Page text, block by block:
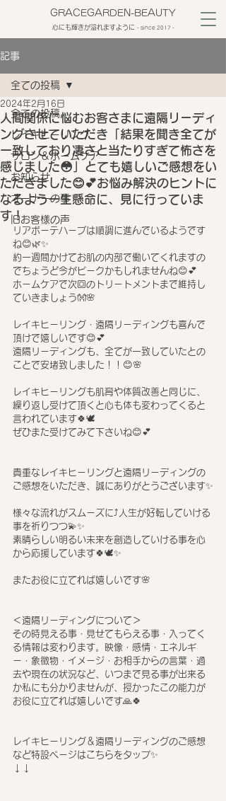
GRACEGARDEN-BEAUTY
心にも輝きが溢れますように ​- since 2017 -
記事
全ての投稿
レイキヒーリング
サロン＆ホームケア
お知らせ
オーナーの事
旧お客様の声
全ての投稿
人間関係に悩むお客さまに遠隔リーディ
ングさせていただき「結果を聞き全てが
一致しており凄さと当たりすぎて怖さを
感じました😳」とても嬉しいご感想をい
ただきました😊💕お悩み解決のヒントに
なるよう一生懸命に、見に行っていま
す！
2024年2月16日
リアボーテハーブは順調に進んでいるようです
ね😊🌿✨
約一週間かけてお肌の内部で働いてくれますの
でちょうど今がピークかもしれませんね😊💕
ホームケアで次回のトリートメントまで維持し
ていきましょう👐🌸
レイキヒーリング・遠隔リーディングも喜んで
頂けで嬉しいです😊💕
遠隔リーディングも、全てが一致していたとの
ことで安堵致しました！！😊🌸
レイキヒーリングも肌育や体質改善と同じに、
繰り返し受けて頂くと心も体も変わってくると
言われています🍀🕊
ぜひまた受けてみて下さいね😊💕
貴重なレイキヒーリングと遠隔リーディングの
ご感想をいただき、誠にありがとうございます✨
様々な流れがスムーズに⤴人生が好転していける
事を祈りつつ💫✨
素晴らしい明るい未来を創造していける事を心
から応援しています🍀🕊✨​
​またお役に立てれば嬉しいです🌸
＜遠隔リーディングについて＞
​その時見える事・見せてもらえる事・入ってく
る情報は変わります。映像・感情・エネルギ
ー・象徴物・イメージ・お相手からの言葉・過
去や現在の状況など、いつまで見る事が出来る
か私にも分かりませんが、授かったこの能力が
お役に立てれば嬉しいです🙏🍀
レイキヒーリング＆遠隔リーディングのご感想
など特設ページはこちらをタップ✨
↓↓